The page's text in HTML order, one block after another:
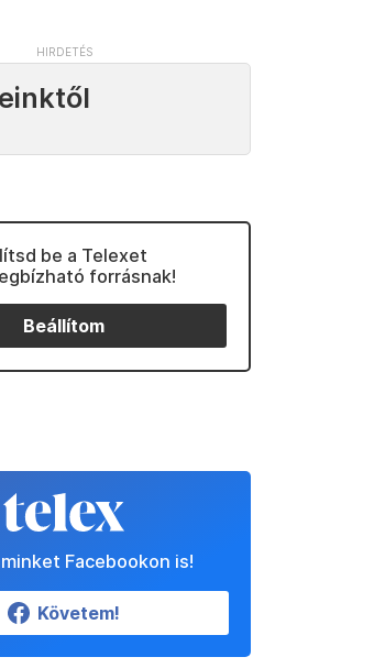
be a Telexet
forrásnak!
Beállítom
Facebookon is!
Követem!